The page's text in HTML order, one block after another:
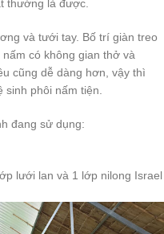
thường là được.
và tưới tay. Bố trí giàn treo
có không gian thở và
cũng dễ dàng hơn, vậy thì
phôi nấm tiện.
đang sử dụng:
lưới lan và 1 lớp nilong Israel